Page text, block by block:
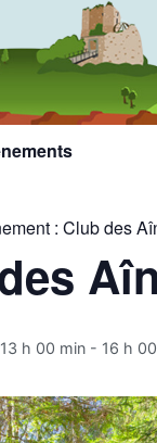
: Club des
h 00 min - 16 h